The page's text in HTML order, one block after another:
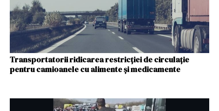
Transportatorii ridicarea restricţiei de circulaţie
pentru camioanele cu alimente şi medicamente